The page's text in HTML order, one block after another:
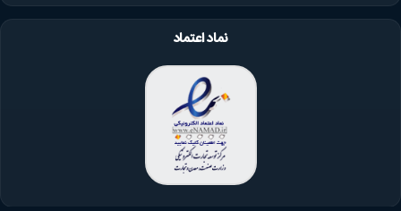
نماد اعتماد